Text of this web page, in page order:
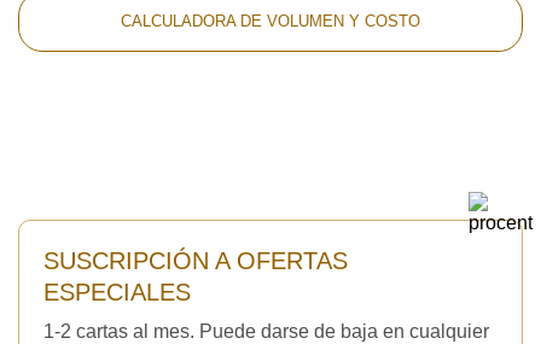
CALCULADORA DE VOLUMEN Y COSTO
SUSCRIPCIÓN A OFERTAS
ESPECIALES
1-2 cartas al mes. Puede darse de baja en cualquier